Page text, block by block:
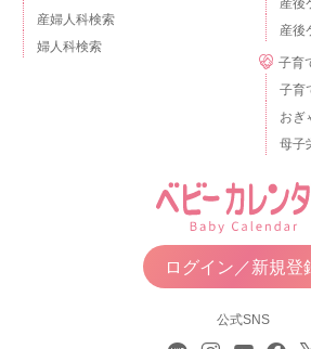
産婦人科検索
婦人科検索
産後
子育
子育
おぎ
母子
ログイン／新規登
公式SNS